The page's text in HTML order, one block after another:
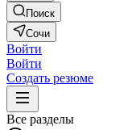
Поиск
Сочи
Войти
Войти
Создать резюме
Все разделы